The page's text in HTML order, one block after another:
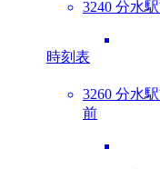
3240 分水
時刻表
3260 分水
前